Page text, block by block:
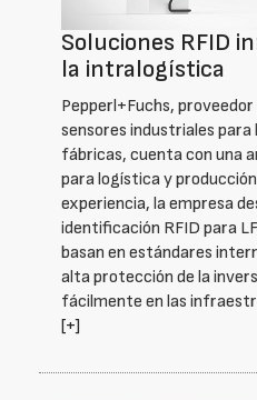
Soluciones RFID
la intralogística
Pepperl+Fuchs,
sensores industriales
fábricas, cuenta con una
para logística y
experiencia, la empresa
identificación RFID para
basan en estándares
alta protección de la
fácilmente en las
[+]